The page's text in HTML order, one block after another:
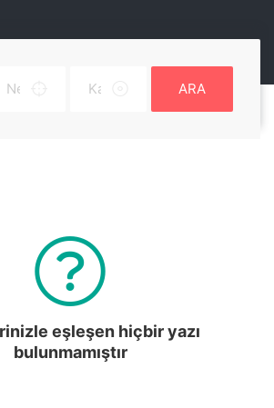
ARA
eşleşen hiçbir yazı
bulunmamıştır